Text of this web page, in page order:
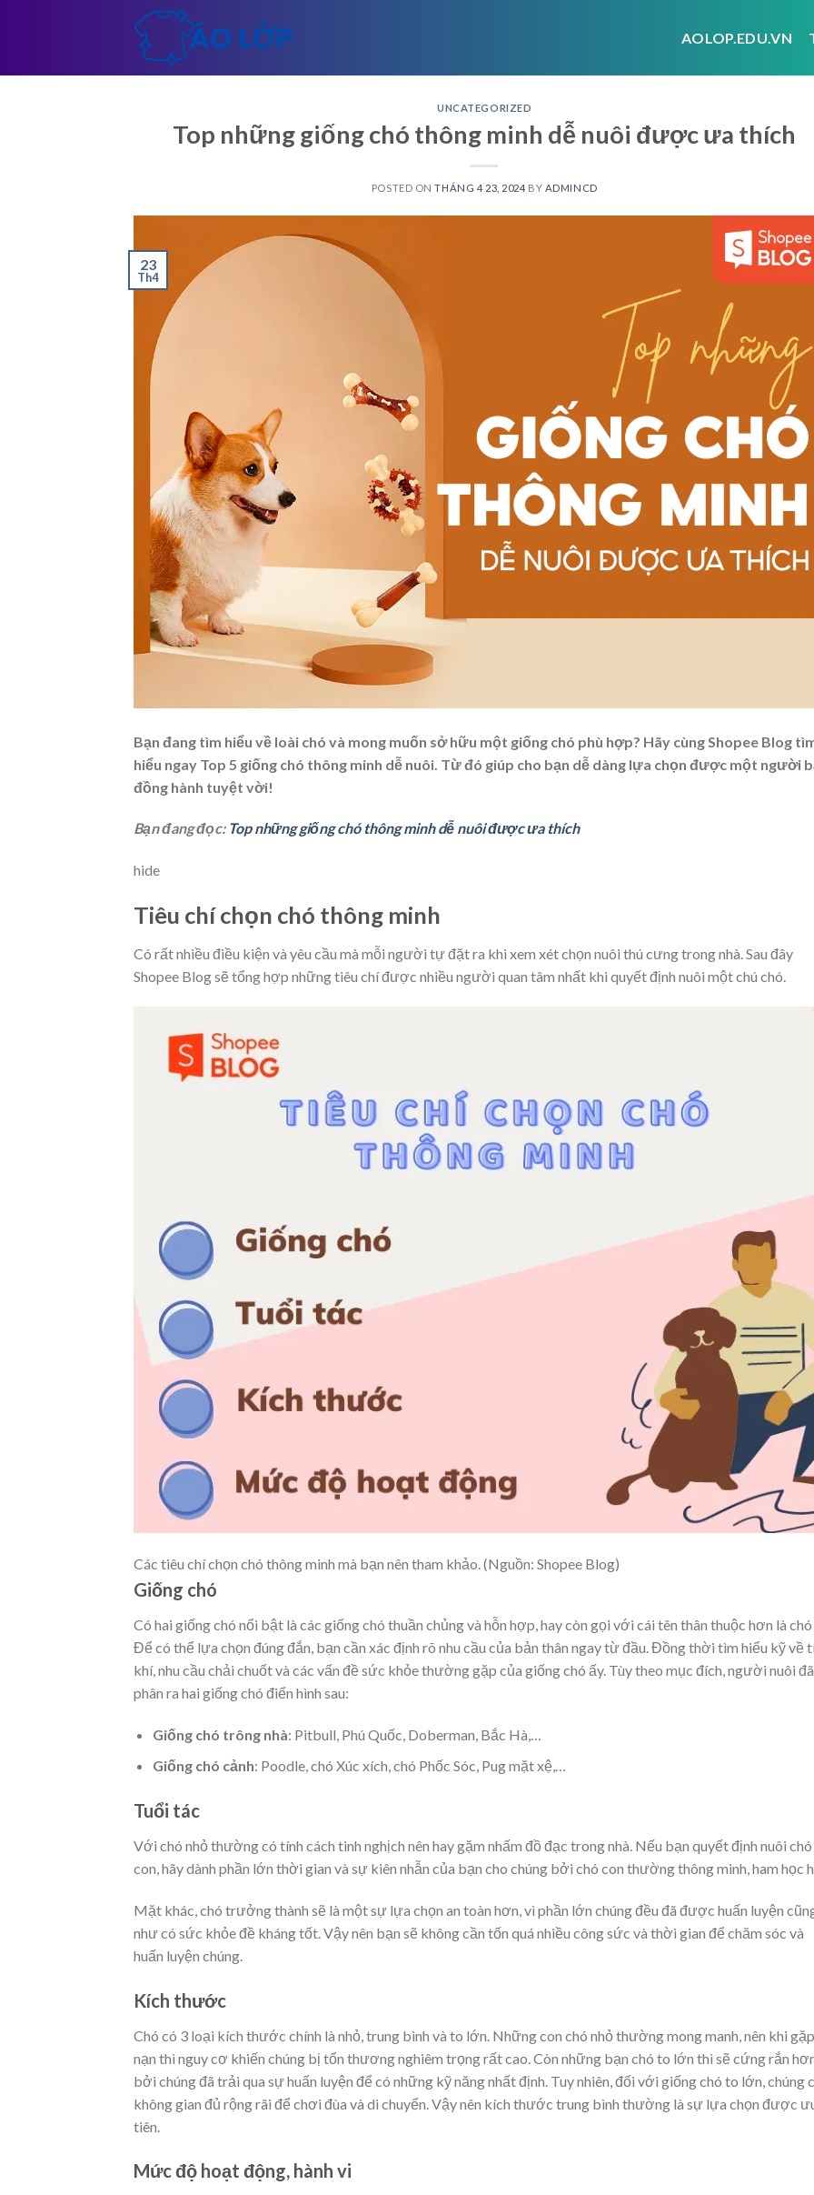
AOLOP.EDU.VN
UNCATEGORIZED
Top những giống chó thông minh dễ nuôi được ưa thích
POSTED ONTHÁNG 4 23, 2024 BY ADMINCD
23
Th4
Bạn đang tìm hiểu về loài chó và mong muốn sở hữu một giống chó phù hợp? Hãy cùng Shopee Blog
hiểu ngay Top 5 giống chó thông minh dễ nuôi . Từ đó giúp cho bạn dễ dàng lựa chọn được một người
đồng hành tuyệt vời!
Bạn đang đọc: Top những giống chó thông minh dễ nuôi được ưa thích
hide
Tiêu chí chọn chó thông minh
Có rất nhiều điều kiện và yêu cầu mà mỗi người tự đặt ra khi xem xét chọn nuôi thú cưng trong nhà. Sau đây
Shopee Blog sẽ tổng hợp những tiêu chí được nhiều người quan tâm nhất khi quyết định nuôi một chú chó.
Các tiêu chí chọn chó thông minh mà bạn nên tham khảo. (Nguồn: Shopee Blog)
Giống chó
Có hai giống chó nổi bật là các giống chó thuần chủng và hỗn hợp, hay còn gọi với cái tên thân thuộc hơn là chó
Để có thể lựa chọn đúng đắn, bạn cần xác định rõ nhu cầu của bản thân ngay từ đầu. Đồng thời tìm hiểu kỹ về
khí, nhu cầu chải chuốt và các vấn đề sức khỏe thường gặp của giống chó ấy. Tùy theo mục đích, người nuôi đã
phân ra hai giống chó điển hình sau:
Giống chó trông nhà: Pitbull, Phú Quốc, Doberman, Bắc Hà,…
Giống chó cảnh: Poodle, chó Xúc xích, chó Phốc Sóc, Pug mặt xệ,…
Tuổi tác
Với chó nhỏ thường có tính cách tinh nghịch nên hay gặm nhấm đồ đạc trong nhà. Nếu bạn quyết định nuôi chó
con, hãy dành phần lớn thời gian và sự kiên nhẫn của bạn cho chúng bởi chó con thường thông minh, ham học
Mặt khác, chó trưởng thành sẽ là một sự lựa chọn an toàn hơn, vì phần lớn chúng đều đã được huấn luyện
như có sức khỏe đề kháng tốt. Vậy nên bạn sẽ không cần tốn quá nhiều công sức và thời gian để chăm sóc và
huấn luyện chúng.
Kích thước
Chó có 3 loại kích thước chính là nhỏ, trung bình và to lớn. Những con chó nhỏ thường mong manh, nên khi
nạn thì nguy cơ khiến chúng bị tổn thương nghiêm trọng rất cao. Còn những bạn chó to lớn thì sẽ cứng rắn
bởi chúng đã trải qua sự huấn luyện để có những kỹ năng nhất định. Tuy nhiên, đối với giống chó to lớn, chúng
không gian đủ rộng rãi để chơi đùa và di chuyển. Vậy nên kích thước trung bình thường là sự lựa chọn được
tiên.
Mức độ hoạt động, hành vi